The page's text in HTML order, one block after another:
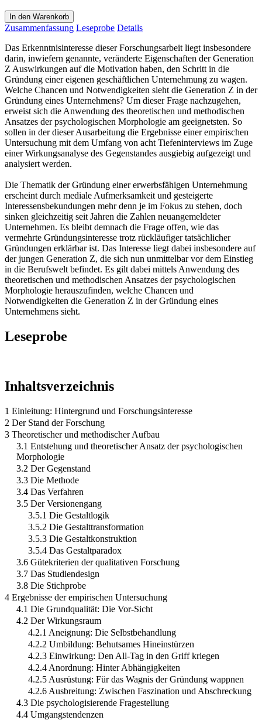
In den Warenkorb
Zusammenfassung Leseprobe Details
Das Erkenntnisinteresse dieser Forschungsarbeit liegt insbesondere
darin, inwiefern genannte, veränderte Eigenschaften der Generation
Z Auswirkungen auf die Motivation haben, den Schritt in die
Gründung einer eigenen geschäftlichen Unternehmung zu wagen.
Welche Chancen und Notwendigkeiten sieht die Generation Z in der
Gründung eines Unternehmens? Um dieser Frage nachzugehen,
erweist sich die Anwendung des theoretischen und methodischen
Ansatzes der psychologischen Morphologie am geeignetsten. So
sollen in der dieser Ausarbeitung die Ergebnisse einer empirischen
Untersuchung mit dem Umfang von acht Tiefeninterviews im Zuge
einer Wirkungsanalyse des Gegenstandes ausgiebig aufgezeigt und
analysiert werden.
Die Thematik der Gründung einer erwerbsfähigen Unternehmung
erscheint durch mediale Aufmerksamkeit und gesteigerte
Interessensbekundungen mehr denn je im Fokus zu stehen, doch
sinken gleichzeitig seit Jahren die Zahlen neuangemeldeter
Unternehmen. Es bleibt demnach die Frage offen, wie das
vermehrte Gründungsinteresse trotz rückläufiger tatsächlicher
Gründungen erklärbar ist. Das Interesse liegt dabei insbesondere auf
der jungen Generation Z, die sich nun unmittelbar vor dem Einstieg
in die Berufswelt befindet. Es gilt dabei mittels Anwendung des
theoretischen und methodischen Ansatzes der psychologischen
Morphologie herauszufinden, welche Chancen und
Notwendigkeiten die Generation Z in der Gründung eines
Unternehmens sieht.
Leseprobe
Inhaltsverzeichnis
1 Einleitung: Hintergrund und Forschungsinteresse
2 Der Stand der Forschung
3 Theoretischer und methodischer Aufbau
3.1 Entstehung und theoretischer Ansatz der psychologischen
Morphologie
3.2 Der Gegenstand
3.3 Die Methode
3.4 Das Verfahren
3.5 Der Versionengang
3.5.1 Die Gestaltlogik
3.5.2 Die Gestalttransformation
3.5.3 Die Gestaltkonstruktion
3.5.4 Das Gestaltparadox
3.6 Gütekriterien der qualitativen Forschung
3.7 Das Studiendesign
3.8 Die Stichprobe
4 Ergebnisse der empirischen Untersuchung
4.1 Die Grundqualität: Die Vor-Sicht
4.2 Der Wirkungsraum
4.2.1 Aneignung: Die Selbstbehandlung
4.2.2 Umbildung: Behutsames Hineinstürzen
4.2.3 Einwirkung: Den All-Tag in den Griff kriegen
4.2.4 Anordnung: Hinter Abhängigkeiten
4.2.5 Ausrüstung: Für das Wagnis der Gründung wappnen
4.2.6 Ausbreitung: Zwischen Faszination und Abschreckung
4.3 Die psychologisierende Fragestellung
4.4 Umgangstendenzen